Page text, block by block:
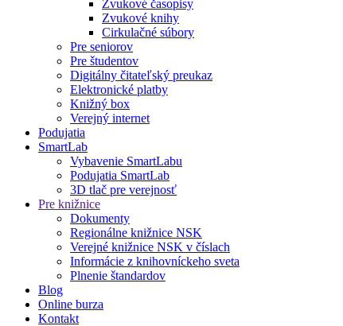
Zvukové časopisy
Zvukové knihy
Cirkulačné súbory
Pre seniorov
Pre študentov
Digitálny čitateľský preukaz
Elektronické platby
Knižný box
Verejný internet
Podujatia
SmartLab
Vybavenie SmartLabu
Podujatia SmartLab
3D tlač pre verejnosť
Pre knižnice
Dokumenty
Regionálne knižnice NSK
Verejné knižnice NSK v číslach
Informácie z knihovníckeho sveta
Plnenie štandardov
Blog
Online burza
Kontakt